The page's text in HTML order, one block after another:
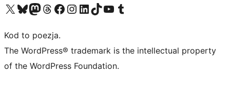
Odwiedź nasze konto X (dawniej Twitter)
Odwiedź nasze konto Bluesky
Odwiedź nasze konto na Mastodoncie
Odwiedź naszego Threadsa
Odwiedź naszego Facebooka
Odwiedź nasze konto na Instagramie
Odwiedź nasze konto na LinkedIn
Odwiedź naszego TikToka
Odwiedź nasz kanał YouTube
Odwiedź naszego Tumblra
Kod to poezja.
The WordPress® trademark is the intellectual property
of the WordPress Foundation.